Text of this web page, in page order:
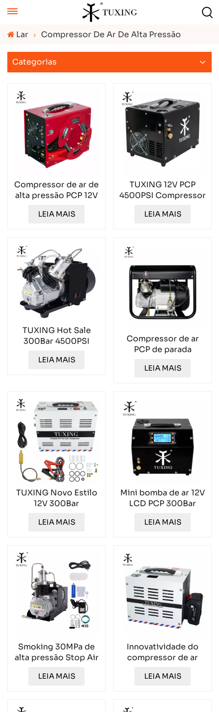
Lar Compressor De Ar De Alta Pressão
Categorias
Compressor de ar de
alta pressão PCP 12V
LEIA MAIS
TUXING 12V PCP
4500PSI Compressor
TXET062-1
LEIA MAIS
TUXING Hot Sale
300Bar 4500PSI
de ar portátil
LEIA MAIS
Compressor de ar
PCP de parada
cilindro duplo
LEIA MAIS
TUXING Novo Estilo
12V 300Bar
TXES051-1
LEIA MAIS
Mini bomba de ar 12V
LCD PCP 300Bar
LEIA MAIS
Smoking 30MPa de
alta pressão Stop Air
TXES022
LEIA MAIS
Innovatividade do
compressor de ar
por lítio TXES081
LEIA MAIS